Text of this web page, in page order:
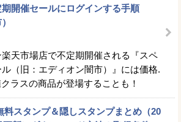
開催セールにログインする手順
天市場店で不定期開催される『スペ
（旧：エディオン闇市）』には価格.
ラスの商品が登場することも！
料スタンプ＆隠しスタンプまとめ（20